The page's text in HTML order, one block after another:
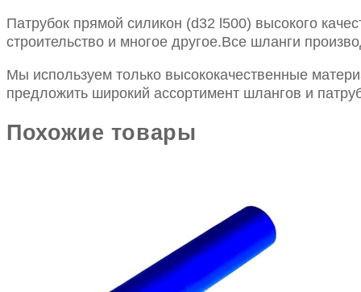
Патрубок прямой силикон (d32 l500) высокого
строительство и многое другое.Все шланги
Мы используем только высококачественные
предложить широкий ассортимент шлангов и
Похожие товары